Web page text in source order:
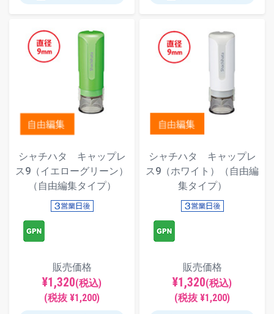
シャチハタ キャップレ
ス9（イエローグリーン）
（自由編集タイプ）
販売価格
¥1,320(税込)
(税抜 ¥1,200)
シャチハタ キャップレ
ス9（ホワイト）（自由編
集タイプ）
販売価格
¥1,320(税込)
(税抜 ¥1,200)